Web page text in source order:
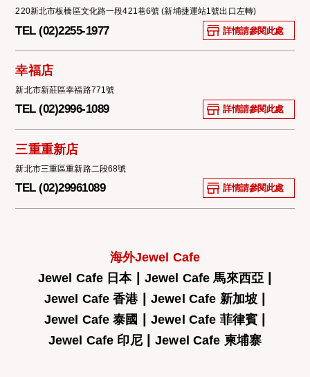
220新北市板橋區文化路一段421巷6號 (新埔捷運站1號出口左轉)
TEL (02)2255-1977 詳情請參閱此處
幸福店
新北市新莊區幸福路771號
TEL (02)2996-1089 詳情請參閱此處
三重重新店
新北市三重區重新路二段68號
TEL (02)29961089 詳情請參閱此處
海外Jewel Cafe
Jewel Cafe 日本| Jewel Cafe 馬來西亞
Jewel Cafe 香港| Jewel Cafe 新加坡|
Jewel Cafe 泰國 Jewel Cafe 菲律賓|
Jewel Cafe 印尼|Jewel Cafe 柬埔寨